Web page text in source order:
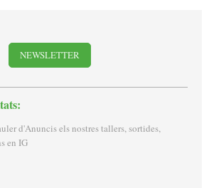
NEWSLETTER
d'Anuncis els nostres tallers, sortides,
en IG